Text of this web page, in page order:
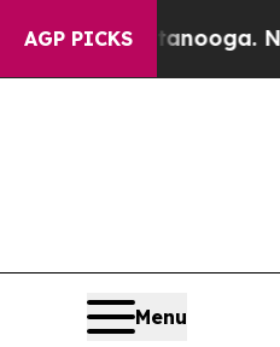
AGP PICKSNewspaper
Menu